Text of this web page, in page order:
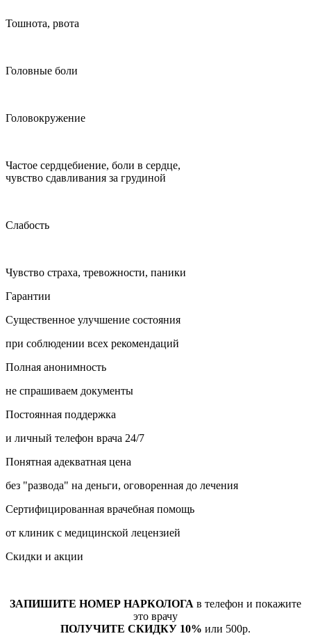
Тошнота, рвота
Головные боли
Головокружение
Частое сердцебиение, боли в сердце,
чувство сдавливания за грудиной
Слабость
Чувство страха, тревожности, паники
Гарантии
Существенное улучшение состояния
при соблюдении всех рекомендаций
Полная анонимность
не спрашиваем документы
Постоянная поддержка
и личный телефон врача 24/7
Понятная адекватная цена
без "развода" на деньги, оговоренная до лечения
Сертифицированная врачебная помощь
от клиник с медицинской лецензией
Скидки и акции
ЗАПИШИТЕ НОМЕР НАРКОЛОГА в телефон и покажите
это врачу
ПОЛУЧИТЕ СКИДКУ 10% или 500р.